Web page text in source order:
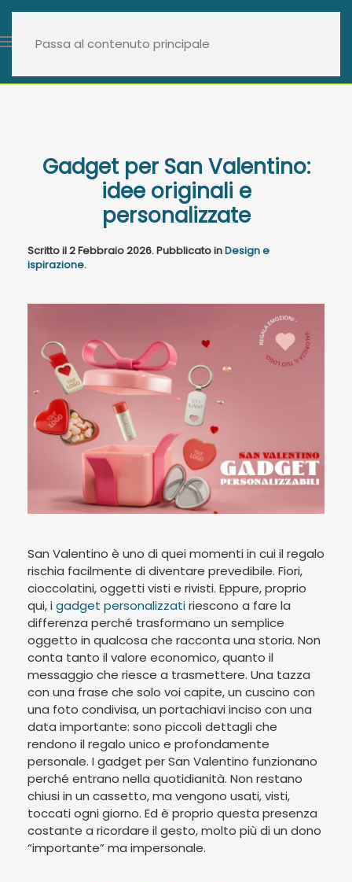
Passa al contenuto principale
Gadget per San Valentino:
idee originali e
personalizzate
Scritto il2 Febbraio 2026. Pubblicato inDesign e
ispirazione.
San Valentino è uno di quei momenti in cui il regalo
rischia facilmente di diventare prevedibile. Fiori,
cioccolatini, oggetti visti e rivisti. Eppure, proprio
qui, i gadget personalizzatiriescono a fare la
differenza perché trasformano un semplice
oggetto in qualcosa che racconta una storia. Non
conta tanto il valore economico, quanto il
messaggio che riesce a trasmettere. Una tazza
con una frase che solo voi capite, un cuscino con
una foto condivisa, un portachiavi inciso con una
data importante: sono piccoli dettagli che
rendono il regalo unico e profondamente
personale. I gadget per San Valentino funzionano
perché entrano nella quotidianità. Non restano
chiusi in un cassetto, ma vengono usati, visti,
toccati ogni giorno. Ed è proprio questa presenza
costante a ricordare il gesto, molto più di un dono
“importante” ma impersonale.